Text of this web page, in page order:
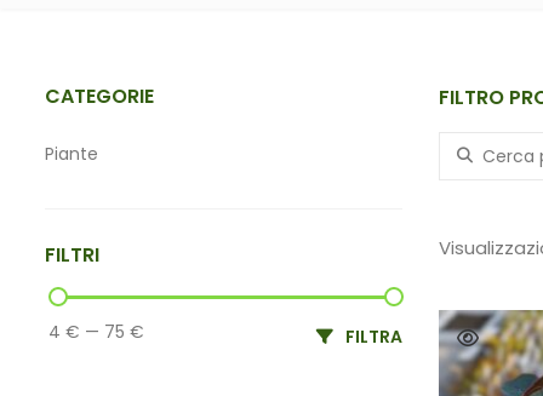
FILTRO
Search for:
CATEGORIE
Piante
FILTRI
4 € — 75 € FILTRA